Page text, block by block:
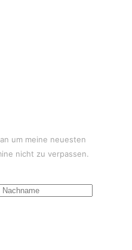
um meine neuesten
nicht zu verpassen.